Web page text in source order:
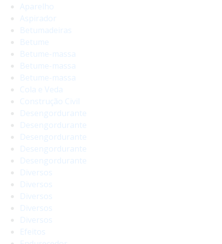
Aparelho
Aspirador
Betumadeiras
Betume
Betume-massa
Betume-massa
Betume-massa
Cola e Veda
Construção Civil
Desengordurante
Desengordurante
Desengordurante
Desengordurante
Desengordurante
Diversos
Diversos
Diversos
Diversos
Diversos
Efeitos